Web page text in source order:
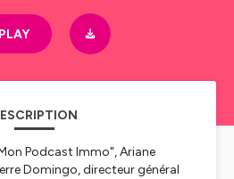
PLAY
Podcast Immo", Ariane
Domingo, directeur général